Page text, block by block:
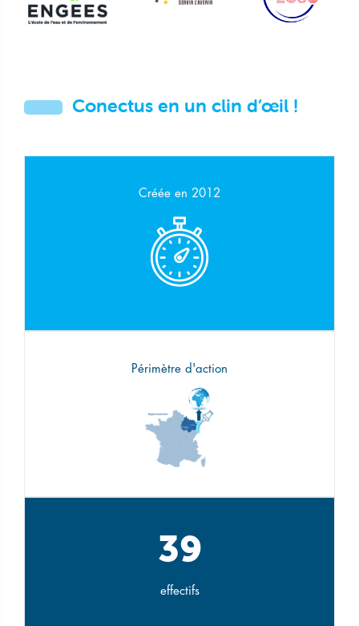
Conectus en un clin d’œil !
Créée en 2012
Périmètre d'action
39
effectifs